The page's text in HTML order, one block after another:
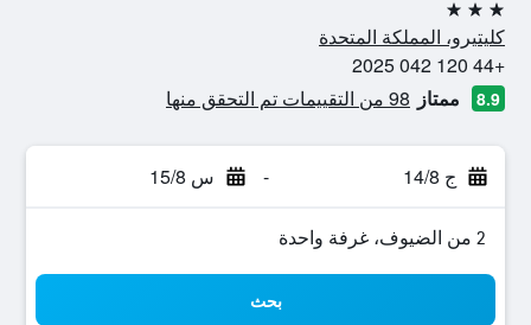
3 نجوم
كليتيرو، المملكة المتحدة
+44 120 042 2025
8.9 ممتاز 98 من التقييمات تم التحقق منها
ج 14/8 - س 15/8
2 من الضيوف، غرفة واحدة
بحث